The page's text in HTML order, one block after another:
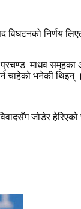
विघटनको निर्णय
प्रचण्ड–माधव
चाहेको भनेकी थिइन् ।
जोडेर